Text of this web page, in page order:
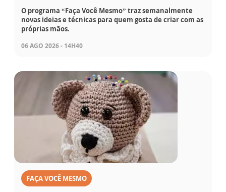
O programa “Faça Você Mesmo” traz semanalmente
novas ideias e técnicas para quem gosta de criar com as
próprias mãos.
06 AGO 2026 - 14H40
FAÇA VOCÊ MESMO